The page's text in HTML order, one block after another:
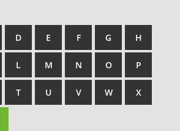
D E F G H
L M N O P
T U V W X